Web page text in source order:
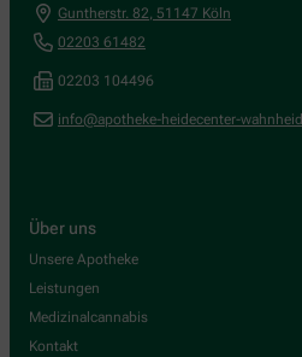
Guntherstr. 82 51147 Köln
02203 61482
02203 104496
info@apotheke-heidecenter-
Über uns
Unsere Apotheke
Leistungen
Medizinalcannabis
Kontakt